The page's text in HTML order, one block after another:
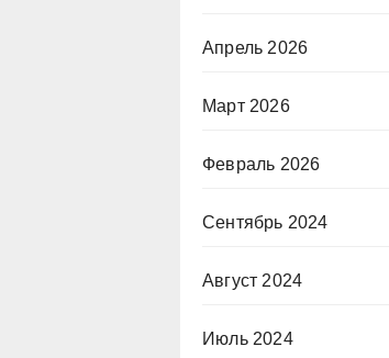
Апрель 2026
Март 2026
Февраль 2026
Сентябрь 2024
Август 2024
Июль 2024